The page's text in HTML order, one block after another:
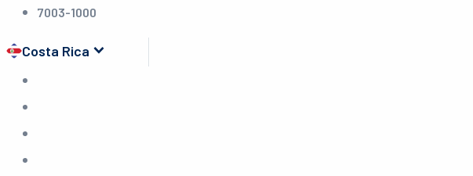
7003-1000
Costa Rica keyboard_arrow_down